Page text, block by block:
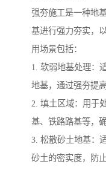
强夯施工是一种地
基进行强力夯实，
用场景包括：
1. 软弱地基处理：
地基，通过强夯提
2. 填土区域：用于
基、铁路路基等，
3. 松散砂土地基：
砂土的密实度，防